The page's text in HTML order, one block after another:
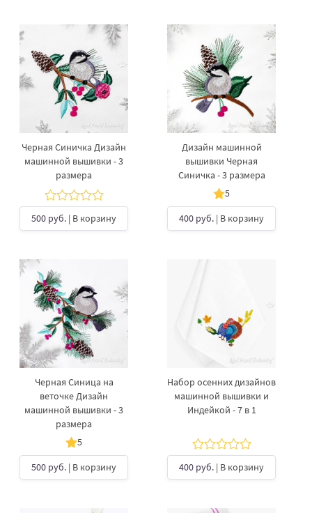
Черная Синичка Дизайн
машинной вышивки - 3
размера
500 руб. | В корзину
Дизайн машинной
вышивки Черная
Синичка - 3 размера
5
400 руб. | В корзину
Черная Синица на
веточке Дизайн
машинной вышивки - 3
размера
5
500 руб. | В корзину
Набор осенних дизайнов
машинной вышивки и
Индейкой - 7 в 1
400 руб. | В корзину